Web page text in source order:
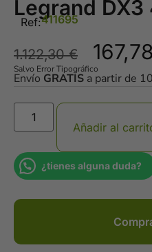
Legrand
Ref:411695
1.122,30€ 167,78
Salvo Error Tipográfico
Envío GRATIS a partir de
Añadir al
¿tienes alguna duda?